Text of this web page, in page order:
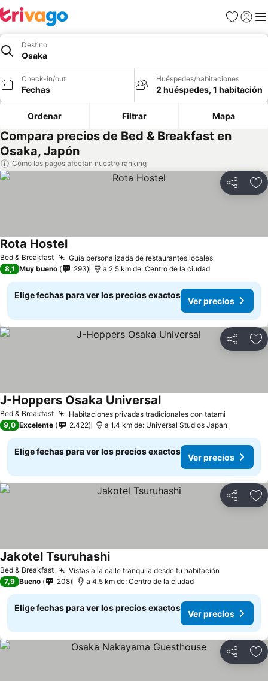
Favoritos
Iniciar
Destino
Osaka
Check-in/out
Fechas
Huéspedes/habitaciones
2 huéspedes, 1 habitación
Ordenar Filtrar Mapa
Compara precios de Bed & Breakfast en
Osaka, Japón
Cómo los pagos afectan nuestro ranking
Compartir
Bed & Breakfast Guía personalizada de restaurantes locales
Rota Hostel
8,1 Muy bueno 293 a 2.5 km de: Centro de la ciudad
Elige fechas para ver los precios exactos
Ver precios
Compartir
Bed & Breakfast Habitaciones privadas tradicionales con tatami
J-Hoppers Osaka Universal
9,0 Excelente 2.422 a 1.4 km de: Universal Studios Japan
Elige fechas para ver los precios exactos
Ver precios
Compartir
Bed & Breakfast Vistas a la calle tranquila desde tu habitación
Jakotel Tsuruhashi
7,9 Bueno 208 a 4.5 km de: Centro de la ciudad
Elige fechas para ver los precios exactos
Ver precios
Compartir